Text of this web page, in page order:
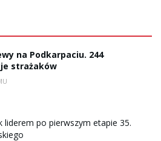
na Podkarpaciu. 244
strażaków
liderem po pierwszym etapie 35.